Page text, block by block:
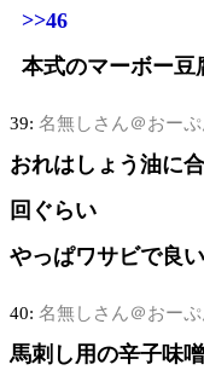
>>46
本式のマーボー豆
39: 名無しさん＠おーぷ
おれはしょう油に
回ぐらい
やっぱワサビで良
40: 名無しさん＠おーぷ
馬刺し用の辛子味